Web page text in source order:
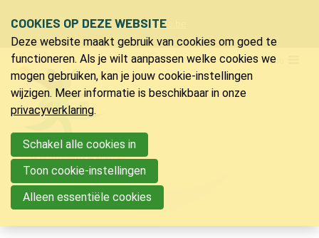
links
over
Spring
naar
de
Spring
naar
de
inhoud
Ons telefoon:
+32 9 218 91 20 Ons e-mailadres:
info@bvlo.be
Menu
LO & Sport
Lidmaatschap
Verzekering LO & sport
Voordelen
Vacatures
Nieuwsberichten
Partners
Bijscholingen
COOKIES OP DEZE WEBSITE
Deze website maakt gebruik van cookies om goed te
functioneren. Als je wilt aanpassen welke cookies we
mogen gebruiken, kan je jouw cookie-instellingen
wijzigen. Meer informatie is beschikbaar in onze
privacyverklaring.
Schakel alle cookies in
Toon cookie-instellingen
Alleen essentiële cookies